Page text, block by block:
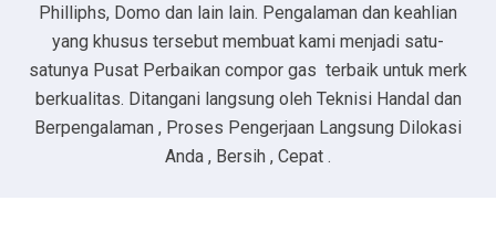
Philliphs, Domo dan lain lain. Pengalaman dan keahlian
yang khusus tersebut membuat kami menjadi satu-
satunya Pusat Perbaikan compor gas terbaik untuk merk
berkualitas. Ditangani langsung oleh Teknisi Handal dan
Berpengalaman , Proses Pengerjaan Langsung Dilokasi
Anda , Bersih , Cepat .